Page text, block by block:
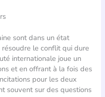
sont dans un état
résoudre le conflit qui dure
internationale joue un
et en offrant à la fois des
pour les deux
souvent sur des questions